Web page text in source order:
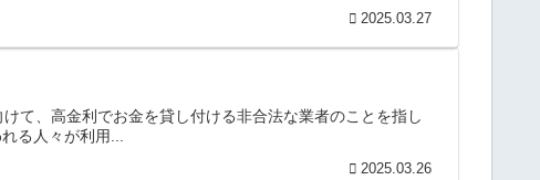
2025.03.27
て、高金利でお金を貸し付ける非合法な業者のことを指し
る人々が利用...
2025.03.26